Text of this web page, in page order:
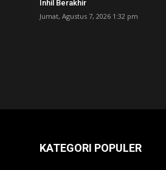
Inhil Berakhir
Jumat, Agustus 7, 2026 1:32 pm
KATEGORI POPULER